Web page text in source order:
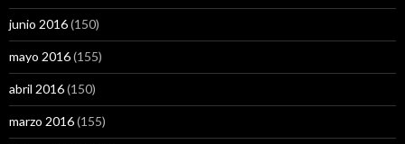
junio 2016(150)
mayo 2016(155)
abril 2016(150)
marzo 2016(155)